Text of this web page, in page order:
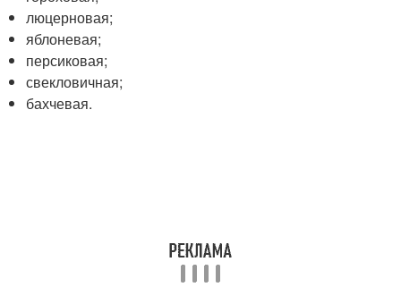
люцерновая;
яблоневая;
персиковая;
свекловичная;
бахчевая.